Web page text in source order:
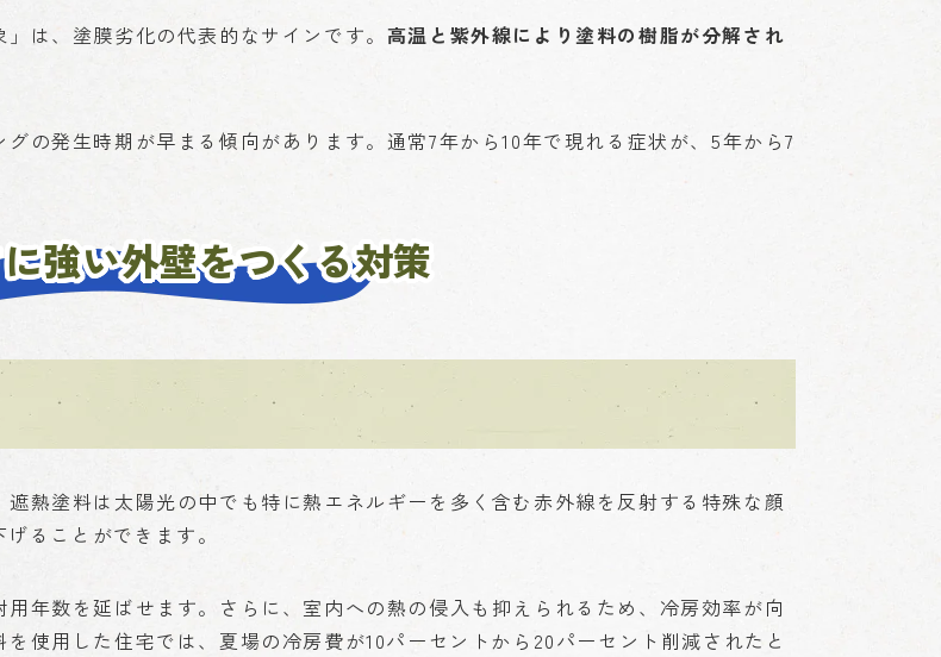
は、塗膜劣化の代表的なサインです。 高温と紫外線により塗料の樹脂が分解され
の発生時期が早まる傾向があります。通常7年から10年で現れる症状が、5年から7
強い外壁をつくる対策
遮熱塗料は太陽光の中でも特に熱エネルギーを多く含む赤外線を反射する特殊な顔
ることができます。
年数を延ばせます。さらに、室内への熱の侵入も抑えられるため、冷房効率が向
使用した住宅では、夏場の冷房費が10パーセントから20パーセント削減されたと